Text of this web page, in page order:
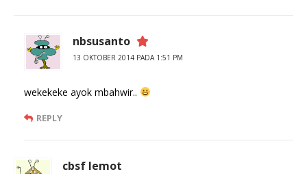
nbsusanto
13 OKTOBER 2014 PADA 1:51 PM
wekekeke ayok mbahwir..
REPLY
cbsf lemot